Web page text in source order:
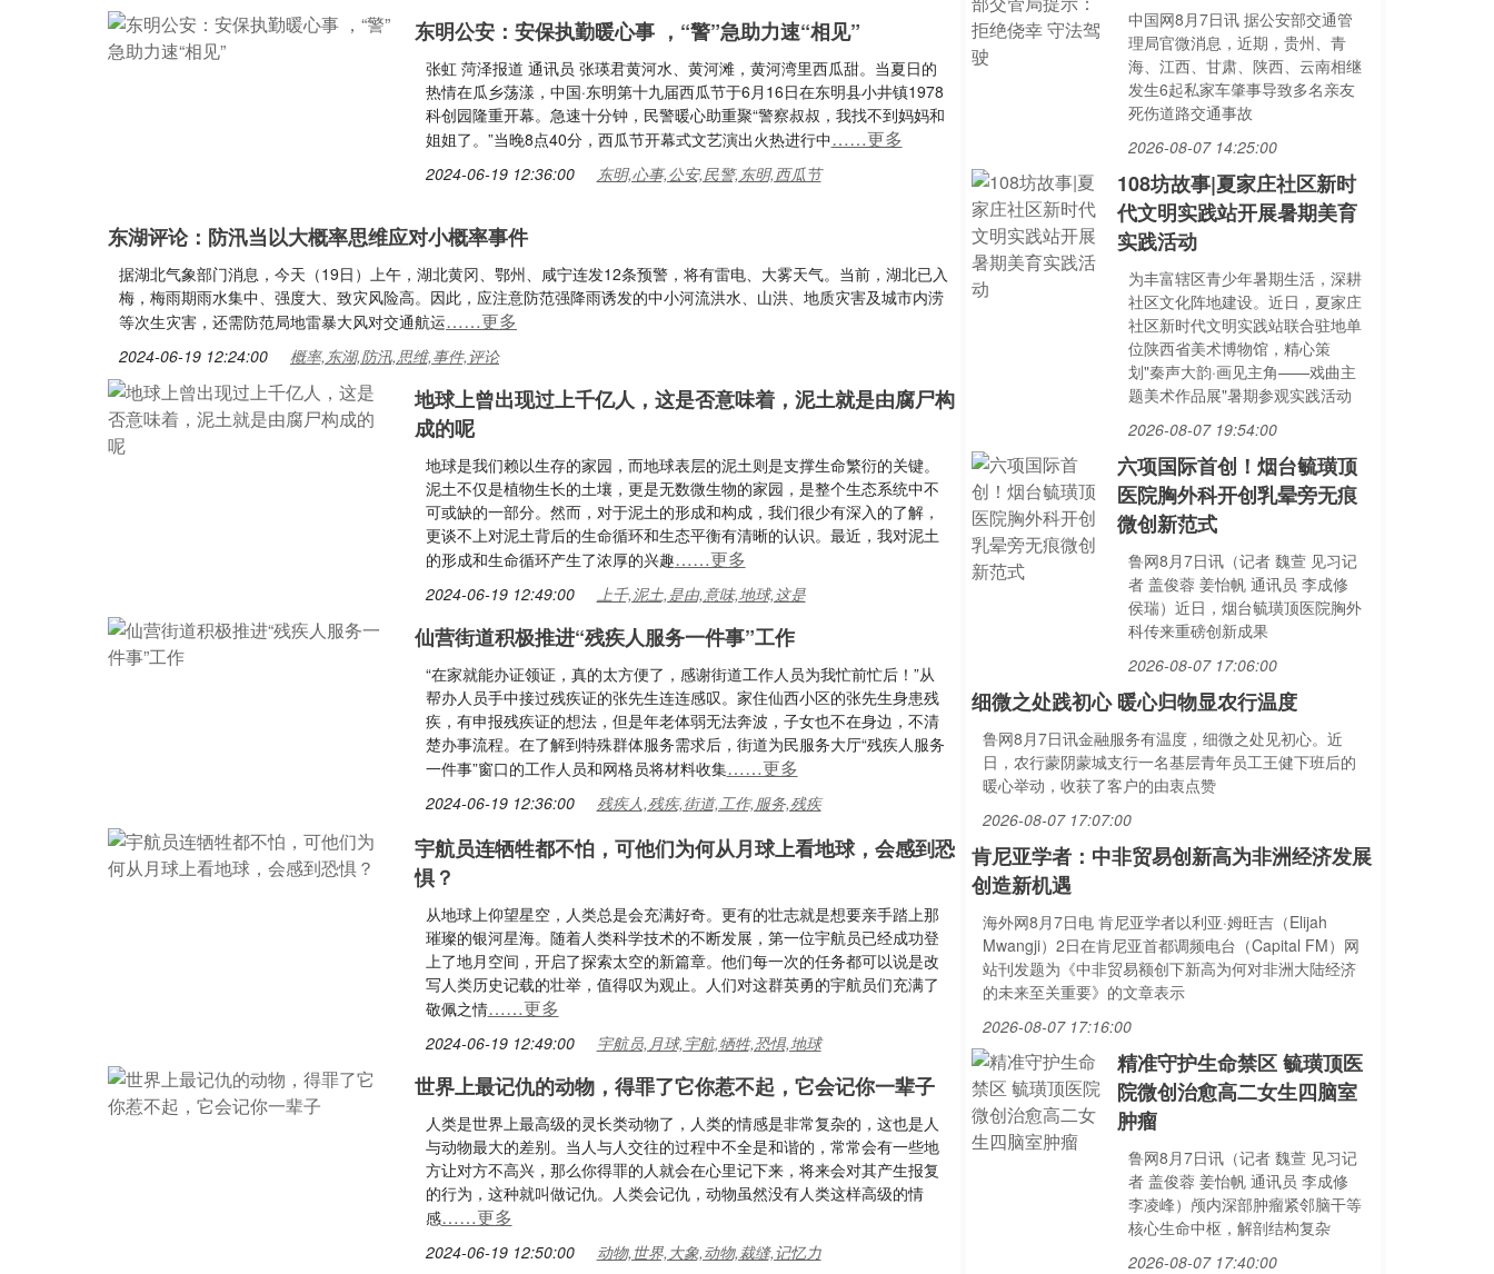
东明公安：安保执勤暖心事 ，“警”急助力速“相见”
张虹 菏泽报道 通讯员 张瑛君黄河水、黄河滩，黄河湾里西瓜甜。当夏日的
热情在瓜乡荡漾，中国·东明第十九届西瓜节于6月16日在东明县小井镇1978
科创园隆重开幕。急速十分钟，民警暖心助重聚“警察叔叔，我找不到妈妈和
姐姐了。”当晚8点40分，西瓜节开幕式文艺演出火热进行中……更多
2024-06-19 12:36:00 东明,心事,公安,民警,东明,西瓜节
东湖评论：防汛当以大概率思维应对小概率事件
据湖北气象部门消息，今天（19日）上午，湖北黄冈、鄂州、咸宁连发12条预警，将有雷电、大雾天气。当前，湖北已入
梅，梅雨期雨水集中、强度大、致灾风险高。因此，应注意防范强降雨诱发的中小河流洪水、山洪、地质灾害及城市内涝
等次生灾害，还需防范局地雷暴大风对交通航运……更多
2024-06-19 12:24:00 概率,东湖,防汛,思维,事件,评论
地球上曾出现过上千亿人，这是否意味着，泥土就是由腐尸构
成的呢
地球是我们赖以生存的家园，而地球表层的泥土则是支撑生命繁衍的关键。
泥土不仅是植物生长的土壤，更是无数微生物的家园，是整个生态系统中不
可或缺的一部分。然而，对于泥土的形成和构成，我们很少有深入的了解，
更谈不上对泥土背后的生命循环和生态平衡有清晰的认识。最近，我对泥土
的形成和生命循环产生了浓厚的兴趣……更多
2024-06-19 12:49:00 上千,泥土,是由,意味,地球,这是
仙营街道积极推进“残疾人服务一件事”工作
“在家就能办证领证，真的太方便了，感谢街道工作人员为我忙前忙后！”从
帮办人员手中接过残疾证的张先生连连感叹。家住仙西小区的张先生身患残
疾，有申报残疾证的想法，但是年老体弱无法奔波，子女也不在身边，不清
楚办事流程。在了解到特殊群体服务需求后，街道为民服务大厅“残疾人服务
一件事”窗口的工作人员和网格员将材料收集……更多
2024-06-19 12:36:00 残疾人,残疾,街道,工作,服务,残疾
宇航员连牺牲都不怕，可他们为何从月球上看地球，会感到恐
惧？
从地球上仰望星空，人类总是会充满好奇。更有的壮志就是想要亲手踏上那
璀璨的银河星海。随着人类科学技术的不断发展，第一位宇航员已经成功登
上了地月空间，开启了探索太空的新篇章。他们每一次的任务都可以说是改
写人类历史记载的壮举，值得叹为观止。人们对这群英勇的宇航员们充满了
敬佩之情……更多
2024-06-19 12:49:00 宇航员,月球,宇航,牺牲,恐惧,地球
世界上最记仇的动物，得罪了它你惹不起，它会记你一辈子
人类是世界上最高级的灵长类动物了，人类的情感是非常复杂的，这也是人
与动物最大的差别。当人与人交往的过程中不全是和谐的，常常会有一些地
方让对方不高兴，那么你得罪的人就会在心里记下来，将来会对其产生报复
的行为，这种就叫做记仇。人类会记仇，动物虽然没有人类这样高级的情
感……更多
2024-06-19 12:50:00 动物,世界,大象,动物,裁缝,记忆力
中国网8月7日讯 据公安部交通管
理局官微消息，近期，贵州、青
海、江西、甘肃、陕西、云南相继
发生6起私家车肇事导致多名亲友
死伤道路交通事故
2026-08-07 14:25:00
108坊故事|夏家庄社区新时
代文明实践站开展暑期美育
实践活动
为丰富辖区青少年暑期生活，深耕
社区文化阵地建设。近日，夏家庄
社区新时代文明实践站联合驻地单
位陕西省美术博物馆，精心策
划"秦声大韵·画见主角——戏曲主
题美术作品展"暑期参观实践活动
2026-08-07 19:54:00
六项国际首创！烟台毓璜顶
医院胸外科开创乳晕旁无痕
微创新范式
鲁网8月7日讯（记者 魏萱 见习记
者 盖俊蓉 姜怡帆 通讯员 李成修
侯瑞）近日，烟台毓璜顶医院胸外
科传来重磅创新成果
2026-08-07 17:06:00
细微之处践初心 暖心归物显农行温度
鲁网8月7日讯金融服务有温度，细微之处见初心。近
日，农行蒙阴蒙城支行一名基层青年员工王健下班后的
暖心举动，收获了客户的由衷点赞
2026-08-07 17:07:00
肯尼亚学者：中非贸易创新高为非洲经济发展
创造新机遇
海外网8月7日电 肯尼亚学者以利亚·姆旺吉（Elijah
Mwangji）2日在肯尼亚首都调频电台（Capital FM）网
站刊发题为《中非贸易额创下新高为何对非洲大陆经济
的未来至关重要》的文章表示
2026-08-07 17:16:00
精准守护生命禁区 毓璜顶医
院微创治愈高二女生四脑室
肿瘤
鲁网8月7日讯（记者 魏萱 见习记
者 盖俊蓉 姜怡帆 通讯员 李成修
李凌峰）颅内深部肿瘤紧邻脑干等
核心生命中枢，解剖结构复杂
2026-08-07 17:40:00